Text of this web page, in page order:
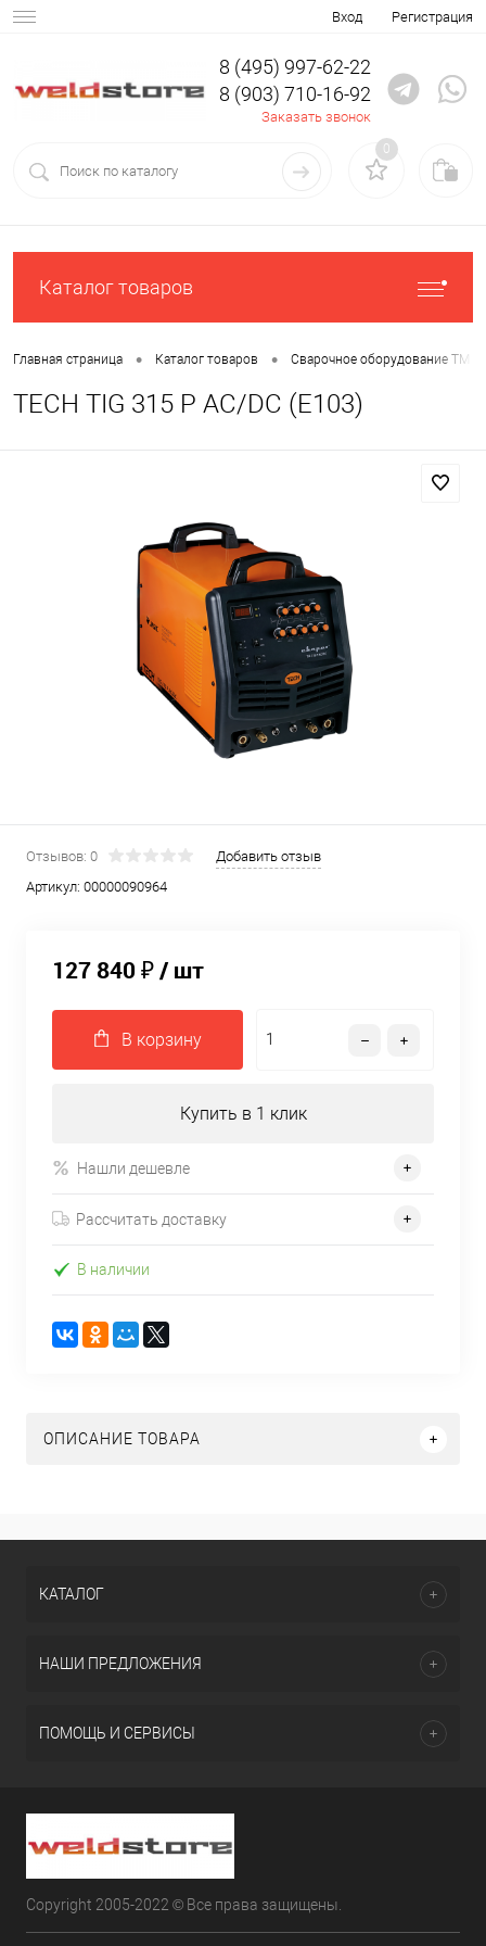
Вход Регистрация
8 (495) 997-62-22
8 (903) 710-16-92
Заказать звонок
0
Каталог товаров
Главная страница • Каталог товаров • Сварочное оборудование ТМ
TECH TIG 315 P AC/DC (E103)
Отзывов: 0
Добавить отзыв
Артикул: 00000090964
127 840 ₽/ шт
В корзину
Купить в 1 клик
Нашли дешевле
Рассчитать доставку
В наличии
ОПИСАНИЕ ТОВАРА
КАТАЛОГ
НАШИ ПРЕДЛОЖЕНИЯ
ПОМОЩЬ И СЕРВИСЫ
Copyright 2005-2022 © Все права защищены.